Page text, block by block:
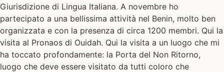
Giurisdizione di Lingua Italiana. A novembre ho
partecipato a una bellissima attività nel Benin, molto ben
organizzata e con la presenza di circa 1200 membri. Qui la
visita al Pronaos di Ouidah. Qui la visita a un luogo che mi
ha toccato profondamente: la Porta del Non Ritorno,
luogo che deve essere visitato da tutti coloro che